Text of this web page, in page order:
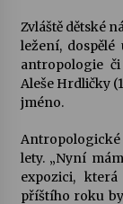
Zvláště dětské
ležení, dospělé
antropologie
Aleše Hrdličky
jméno.
Antropologické
lety. „Nyní
expozici,
příštího roku